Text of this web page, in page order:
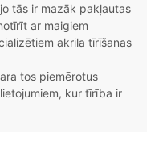
tās ir mazāk pakļautas
ar maigiem
akrila tīrīšanas
tos piemērotus
kur tīrība ir